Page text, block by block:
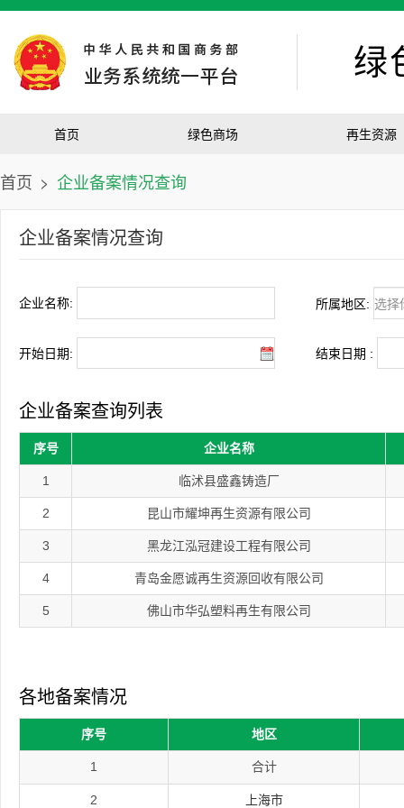
绿
首页 绿色商场 再生资源
首页 > 企业备案情况查询
企业备案情况查询
企业名称: 所属地区:
开始日期: 结束日期 :
企业备案查询列表
序号 企业名称
1 临沭县盛鑫铸造厂
2 昆山市耀坤再生资源有限公司
3 黑龙江泓冠建设工程有限公司
4 青岛金愿诚再生资源回收有限公司
5 佛山市华弘塑料再生有限公司
各地备案情况
序号 地区
1 合计
2 上海市